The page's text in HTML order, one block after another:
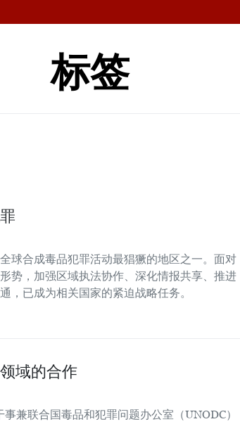
标签
球合成毒品犯罪活动最猖獗的地区之一。面对
势，加强区域执法协作、深化情报共享、推进
，已成为相关国家的紧迫战略任务。
域的合作
兼联合国毒品和犯罪问题办公室（UNODC）